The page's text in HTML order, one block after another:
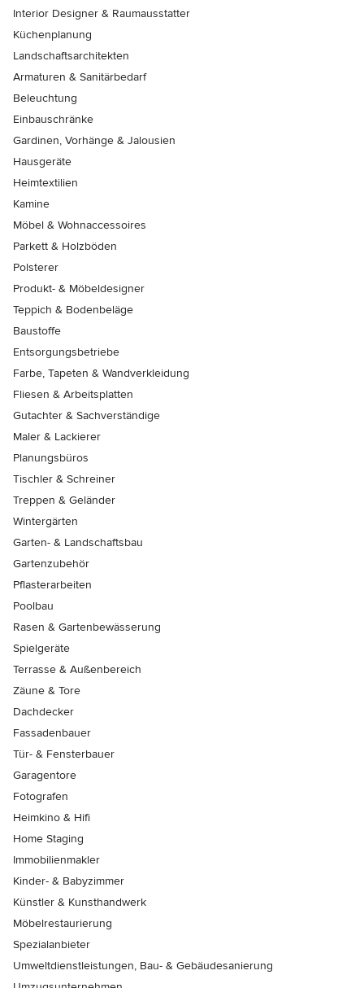
Interior Designer & Raumausstatter
Küchenplanung
Landschaftsarchitekten
Armaturen & Sanitärbedarf
Beleuchtung
Einbauschränke
Gardinen, Vorhänge & Jalousien
Hausgeräte
Heimtextilien
Kamine
Möbel & Wohnaccessoires
Parkett & Holzböden
Polsterer
Produkt- & Möbeldesigner
Teppich & Bodenbeläge
Baustoffe
Entsorgungsbetriebe
Farbe, Tapeten & Wandverkleidung
Fliesen & Arbeitsplatten
Gutachter & Sachverständige
Maler & Lackierer
Planungsbüros
Tischler & Schreiner
Treppen & Geländer
Wintergärten
Garten- & Landschaftsbau
Gartenzubehör
Pflasterarbeiten
Poolbau
Rasen & Gartenbewässerung
Spielgeräte
Terrasse & Außenbereich
Zäune & Tore
Dachdecker
Fassadenbauer
Tür- & Fensterbauer
Garagentore
Fotografen
Heimkino & Hifi
Home Staging
Immobilienmakler
Kinder- & Babyzimmer
Künstler & Kunsthandwerk
Möbelrestaurierung
Spezialanbieter
Umweltdienstleistungen, Bau- & Gebäudesanierung